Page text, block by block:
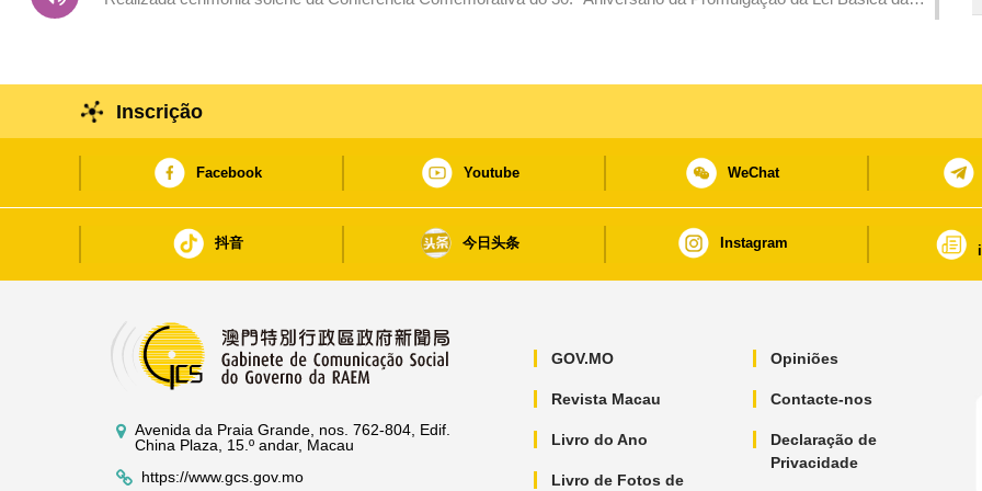
Inscrição
Facebook Youtube WeChat
抖音 今日头条 Instagram
Avenida da Praia Grande, nos. 762-804, Edif.
China Plaza, 15.º andar, Macau
https://www.gcs.gov.mo
GOV.MO
Revista Macau
Livro do Ano
Livro de Fotos de
Opiniões
Contacte-nos
Declaração de
Privacidade